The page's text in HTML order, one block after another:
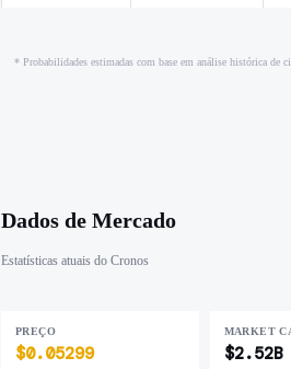
* Probabilidades estimadas com base em análise histórica de
Dados de Mercado
Estatísticas atuais do Cronos
PREÇO
$0.05299
MARKET
$2.52B